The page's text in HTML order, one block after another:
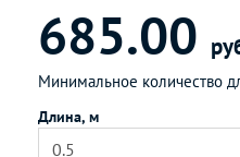
685.00
Минимальное количество
Длина, м